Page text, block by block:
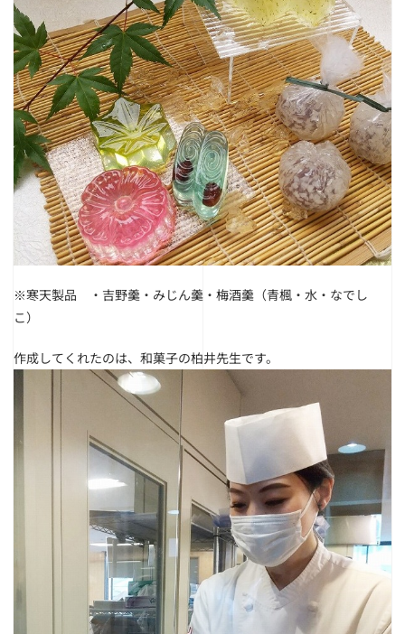
※寒天製品 ・吉野羹・みじん羹・梅酒羹（青楓・水・なでし
こ）
作成してくれたのは、和菓子の柏井先生です。